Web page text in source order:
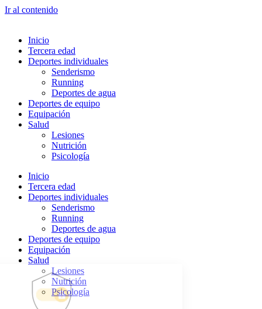
Ir al contenido
Inicio
Tercera edad
Deportes individuales
Senderismo
Running
Deportes de agua
Deportes de equipo
Equipación
Salud
Lesiones
Nutrición
Psicología
Inicio
Tercera edad
Deportes individuales
Senderismo
Running
Deportes de agua
Deportes de equipo
Equipación
Salud
Lesiones
Nutrición
Psicología